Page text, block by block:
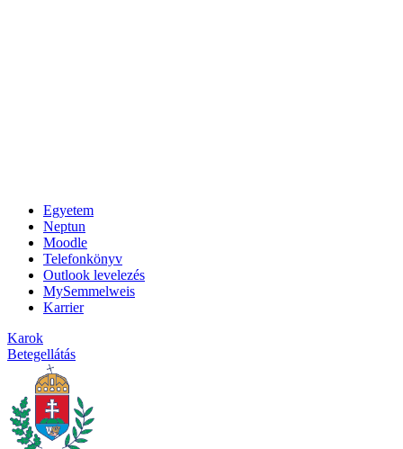
Egyetem
Neptun
Moodle
Telefonkönyv
Outlook levelezés
MySemmelweis
Karrier
Karok
Betegellátás